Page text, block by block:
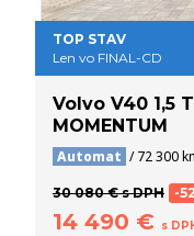
TOP STAV
Len vo FINAL-CD
Volvo V40 1,5
MOMENTUM
Automat / 72 300
30 080 € s DPH -
14 490 € s